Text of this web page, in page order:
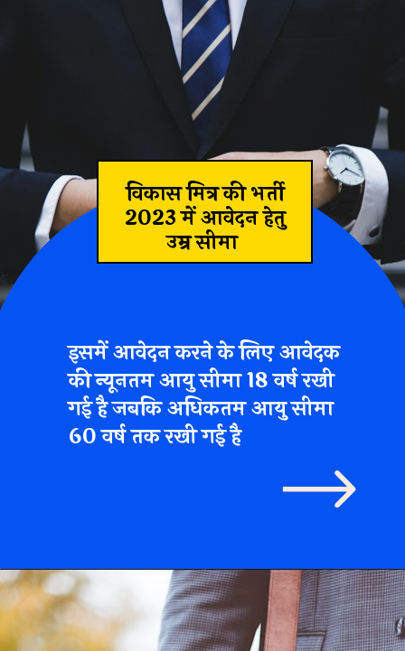
विकास मित्र की भर्ती
2023 में आवेदन हेतु
उम्र सीमा
इसमें आवेदन करने के लिएआवेदक
की न्यूनतम आयु सीमा 18 वर्ष रखी
गई है जबकि अधिकतम आयु सीमा
60 वर्ष तक रखी गई है